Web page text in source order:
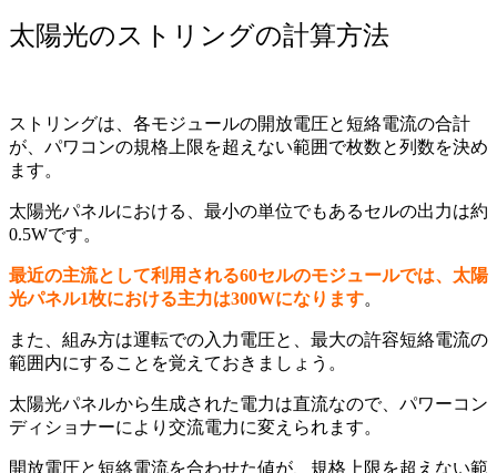
太陽光のストリングの計算方法
ストリングは、各モジュールの開放電圧と短絡電流の合計
が、パワコンの規格上限を超えない範囲で枚数と列数を決め
ます。
太陽光パネルにおける、最小の単位でもあるセルの出力は約
0.5Wです。
最近の主流として利用される60セルのモジュールでは、太陽
光パネル1枚における主力は300Wになります。
また、組み方は運転での入力電圧と、最大の許容短絡電流の
範囲内にすることを覚えておきましょう。
太陽光パネルから生成された電力は直流なので、パワーコン
ディショナーにより交流電力に変えられます。
開放電圧と短絡電流を合わせた値が、規格上限を超えない範